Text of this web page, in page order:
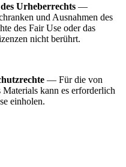
Urheberrechts —
und Ausnahmen des
des Fair Use oder das
nicht berührt.
— Für die von
kann es erforderlich
einholen.